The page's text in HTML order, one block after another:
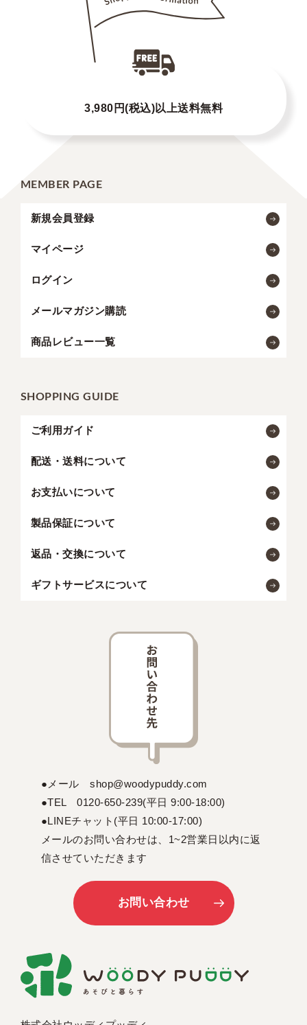
3,980円(税込)以上送料無料
MEMBER PAGE
新規会員登録
マイページ
ログイン
メールマガジン購読
商品レビュー一覧
SHOPPING GUIDE
ご利用ガイド
配送・送料について
お支払いについて
製品保証について
返品・交換について
ギフトサービスについて
●メール shop@woodypuddy.com
●TEL 0120-650-239(平日 9:00-18:00)
●LINEチャット(平日 10:00-17:00)
メールのお問い合わせは、1~2営業日以内に返
信させていただきます
お問い合わせ